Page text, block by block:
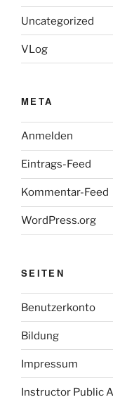
Uncategorized
VLog
META
Anmelden
Eintrags-Feed
Kommentar-Feed
WordPress.org
SEITEN
Benutzerkonto
Bildung
Impressum
Instructor Public